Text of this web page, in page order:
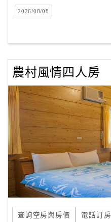
員
帳
客
服
聯
絡
Line
線
上
2026/08/08
農村風情四人房
查詢空房與房價 電話訂房